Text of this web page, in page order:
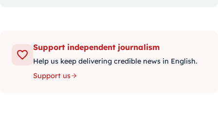
Support independent journalism
Help us keep delivering credible news in English.
Support us